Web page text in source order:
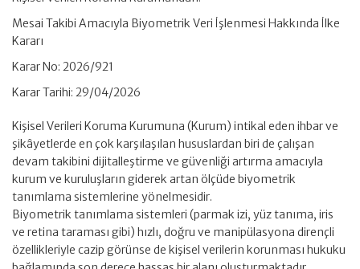
Mesai Takibi Amacıyla Biyometrik Veri İşlenmesi Hakkında İlke
Kararı
Karar No: 2026/921
Karar Tarihi: 29/04/2026
Kişisel Verileri Koruma Kurumuna (Kurum) intikal eden ihbar ve
şikâyetlerde en çok karşılaşılan hususlardan biri de çalışan
devam takibini dijitalleştirme ve güvenliği artırma amacıyla
kurum ve kuruluşların giderek artan ölçüde biyometrik
tanımlama sistemlerine yönelmesidir.
Biyometrik tanımlama sistemleri (parmak izi, yüz tanıma, iris
ve retina taraması gibi) hızlı, doğru ve manipülasyona dirençli
özellikleriyle cazip görünse de kişisel verilerin korunması hukuku